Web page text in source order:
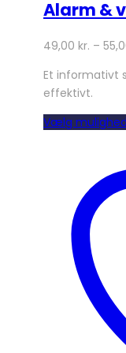
Alarm &
49,00 kr. –
Et informativt
effektivt.
Vælg